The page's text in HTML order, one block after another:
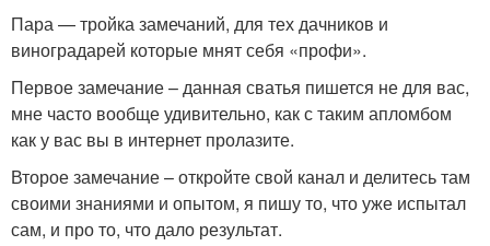
Пара — тройка замечаний, для тех дачников и
виноградарей которые мнят себя «профи».
Первое замечание – данная сватья пишется не для вас,
мне часто вообще удивительно, как с таким апломбом
как у вас вы в интернет пролазите.
Второе замечание – откройте свой канал и делитесь там
своими знаниями и опытом, я пишу то, что уже испытал
сам, и про то, что дало результат.